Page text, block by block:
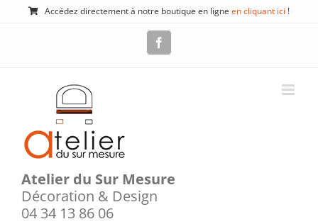
Passer
Accédez directement à notre boutique en ligne en cliquant ici !
Atelier du Sur Mesure
Décoration & Design
04 34 13 86 06